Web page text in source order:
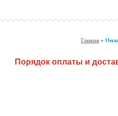
Главная »
Порядок оплаты и